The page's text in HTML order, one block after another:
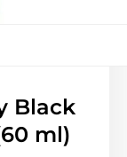
Black
ml)